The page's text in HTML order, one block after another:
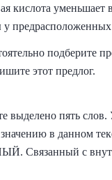
кислота уменьшает
у
подберите
этот предлог.
выделено пять
значению в данном
Связанный с